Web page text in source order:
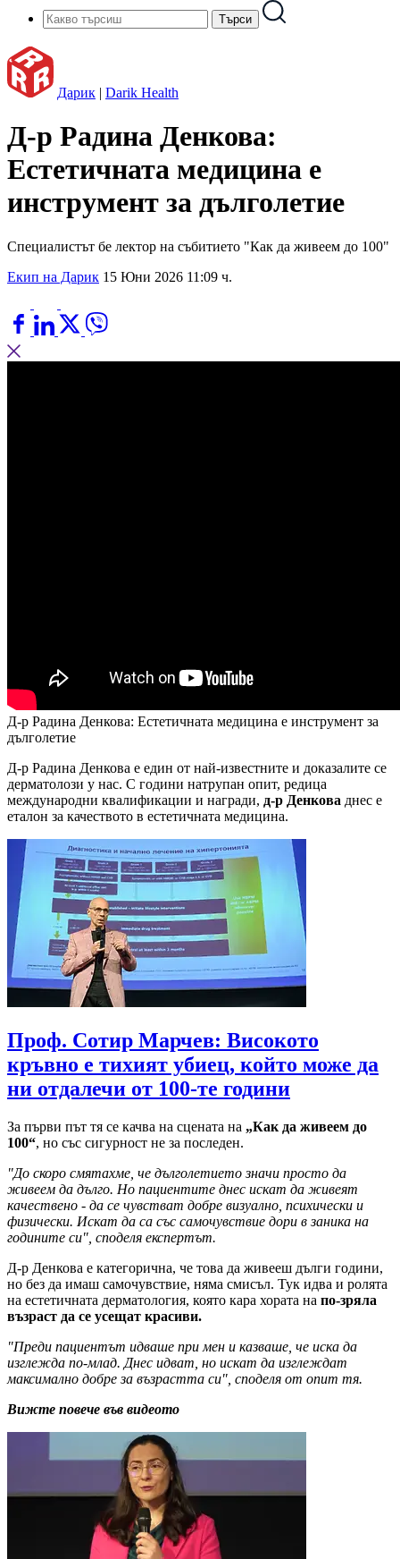
Дарик | Darik Health
Д-р Радина Денкова:
Естетичната медицина е
инструмент за дълголетие
Специалистът бе лектор на събитието "Как да живеем до 100"
Екип на Дарик 15 Юни 2026 11:09 ч.
Д-р Радина Денкова: Естетичната медицина е инструмент за
дълголетие
Д-р Радина Денкова е един от най-известните и доказалите се
дерматолози у нас. С години натрупан опит, редица
международни квалификации и награди, д-р Денкова днес е
еталон за качеството в естетичната медицина.
Проф. Сотир Марчев: Високото
кръвно е тихият убиец, който може да
ни отдалечи от 100-те години
За първи път тя се качва на сцената на „Как да живеем до
100“, но със сигурност не за последен.
"До скоро смятахме, че дълголетието значи просто да
живеем да дълго. Но пациентите днес искат да живеят
качествено - да се чувстват добре визуално, психически и
физически. Искат да са със самочувствие дори в заника на
годините си", споделя експертът.
Д-р Денкова е категорична, че това да живееш дълги години,
но без да имаш самочувствие, няма смисъл. Тук идва и ролята
на естетичната дерматология, която кара хората на по-зряла
възраст да се усещат красиви.
"Преди пациентът идваше при мен и казваше, че иска да
изглежда по-млад. Днес идват, но искат да изглеждат
максимално добре за възрастта си", споделя от опит тя.
Вижте повече във видеото